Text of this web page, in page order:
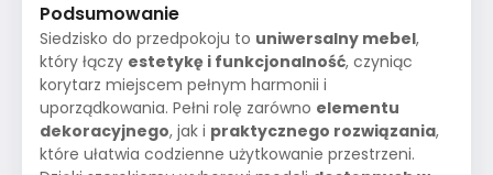
Podsumowanie
Siedzisko do przedpokoju to uniwersalny mebel,
który łączy estetykę i funkcjonalność, czyniąc
korytarz miejscem pełnym harmonii i
uporządkowania. Pełni rolę zarówno elementu
dekoracyjnego, jak i praktycznego rozwiązania,
które ułatwia codzienne użytkowanie przestrzeni.